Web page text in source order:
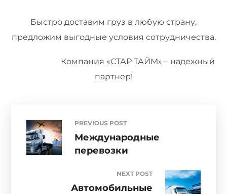
Быстро доставим груз в любую страну,
предложим выгодные условия сотрудничества.
Компания «СТАР ТАЙМ» – надежный
партнер!
PREVIOUS POST
Международные
перевозки
NEXT POST
Автомобильные